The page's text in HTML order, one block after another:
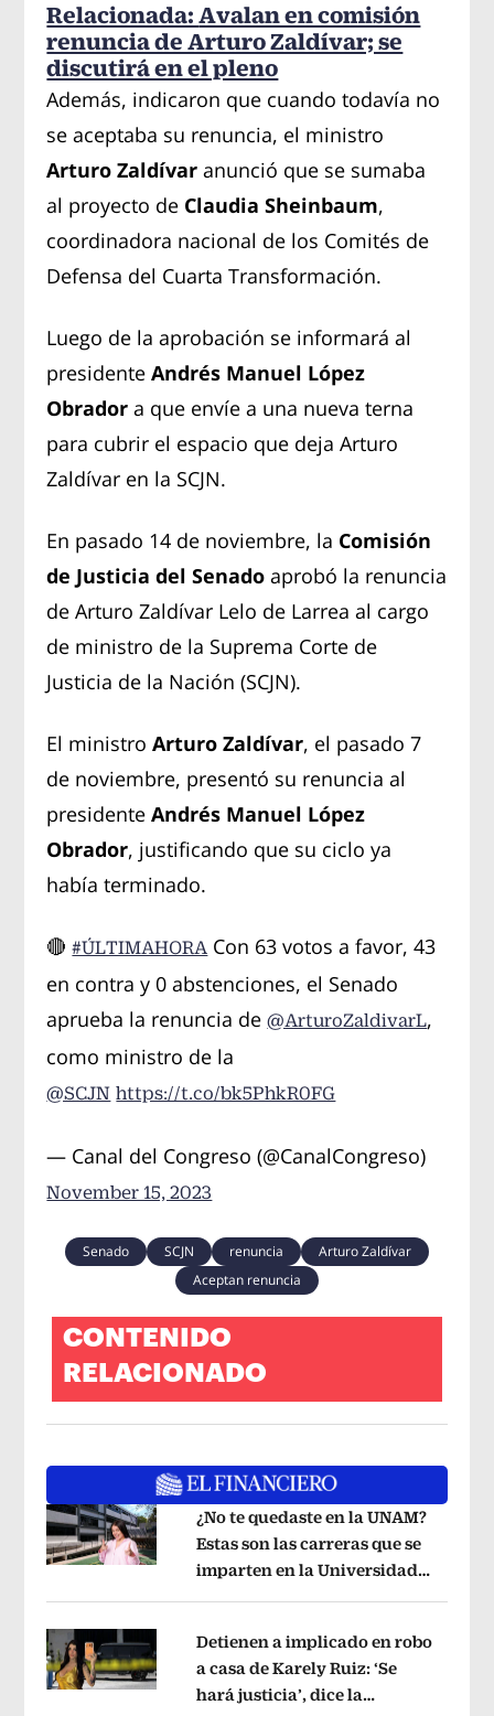
Relacionada:Avalan en comisión
renuncia de Arturo Zaldívar; se
discutirá en el pleno
Además, indicaron que cuando todavía no
se aceptaba su renuncia, el ministro
Arturo Zaldívaranunció que se sumaba
al proyecto de Claudia Sheinbaum,
coordinadora nacional de los Comités de
Defensa del Cuarta Transformación.
Luego de la aprobación se informará al
presidenteAndrés Manuel López
Obradora que envíe a una nueva terna
para cubrir el espacio que deja Arturo
Zaldívar en la SCJN.
En pasado 14 de noviembre, la Comisión
de Justicia del Senado aprobó la renuncia
de Arturo Zaldívar Lelo de Larrea al cargo
de ministro de la Suprema Corte de
Justicia de la Nación (SCJN).
El ministro Arturo Zaldívar, el pasado 7
de noviembre, presentó su renuncia al
presidente Andrés Manuel López
Obrador, justificando que su ciclo ya
había terminado.
🔴#ÚLTIMAHORA Con 63 votos a favor, 43
en contra y 0 abstenciones, el Senado
aprueba la renuncia de@ArturoZaldivarL,
como ministro de la
@SCJN https://t.co/bk5PhkR0FG
— Canal del Congreso (@CanalCongreso)
November 15, 2023
Senado SCJN renuncia
Arturo Zaldívar
Aceptan renuncia
CONTENIDO
RELACIONADO
Opens in new window
¿No te quedaste en la UNAM?
Estas son las carreras que se
imparten en la Universidad
Opens in new window
Detienen a implicado en robo
a casa de Karely Ruiz: ‘Se
hará justicia’, dice la